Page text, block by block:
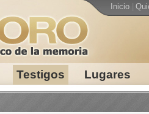
Testigos Lugares
Inicio